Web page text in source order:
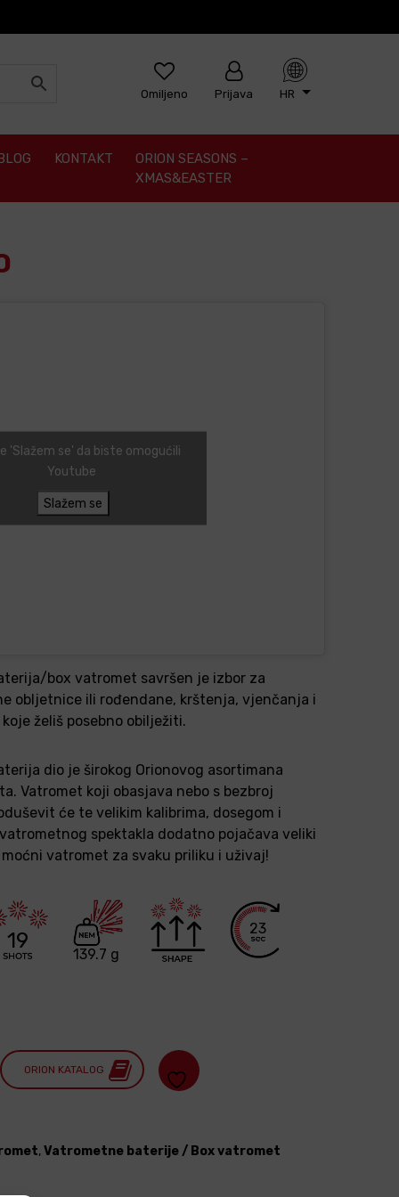
Omiljeno Prijava HR
KONTAKT
ORION SEASONS –
XMAS&EASTER
'Slažem se' da biste omogućili
Youtube
Slažem se
box vatromet savršen je izbor za
obljetnice ili rođendane, krštenja, vjenčanja i
želiš posebno obilježiti.
dio je širokog Orionovog asortimana
Vatromet koji obasjava nebo s bezbroj
će te velikim kalibrima, dosegom i
spektakla dodatno pojačava veliki
vatromet za svaku priliku i uživaj!
19
139.7 g
23
ORION KATALOG
,Vatrometne baterije / Box vatromet